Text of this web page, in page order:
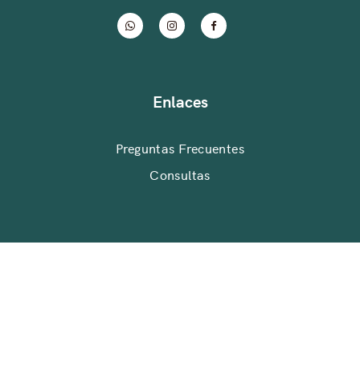
Enlaces
Preguntas Frecuentes
Consultas